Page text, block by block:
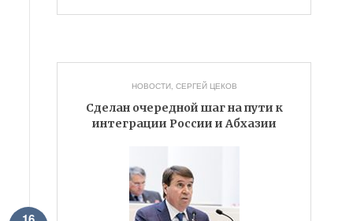
НОВОСТИ, СЕРГЕЙ ЦЕКОВ
Сделан очередной шаг на пути к
интеграции России и Абхазии